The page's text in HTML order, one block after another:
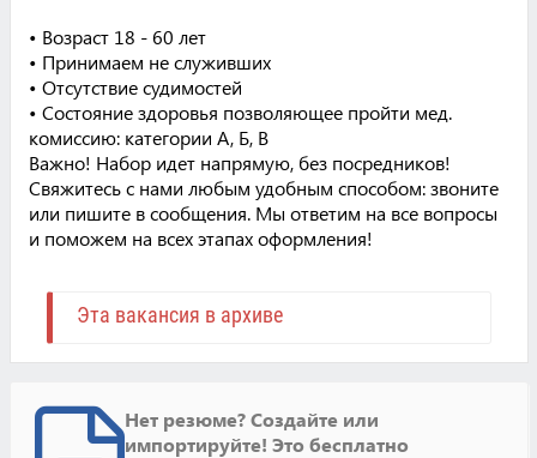
• Возраст 18 - 60 лет
• Принимаем не служивших
• Отсутствие судимостей
• Состояние здоровья позволяющее пройти мед.
комиссию: категории А, Б, В
Важно! Набор идет напрямую, без посредников!
Свяжитесь с нами любым удобным способом: звоните
или пишите в сообщения. Мы ответим на все вопросы
и поможем на всех этапах оформления!
Эта вакансия в архиве
Нет резюме? Создайте или
импортируйте! Это бесплатно